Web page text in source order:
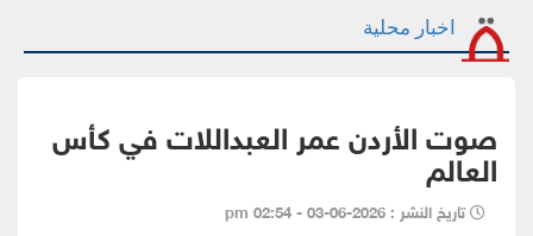
اخبار محلية
صوت الأردن عمر العبداللات في كأس
العالم
تاريخ النشر : 2026-06-03 - 02:54 pm